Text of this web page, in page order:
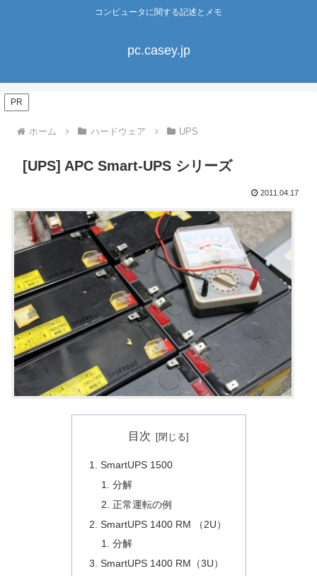
コンピュータに関する記述とメモ
pc.casey.jp
PR
ホーム ハードウェア UPS
[UPS] APC Smart-UPS シリーズ
2011.04.17
目次
SmartUPS 1500
分解
正常運転の例
SmartUPS 1400 RM （2U）
分解
SmartUPS 1400 RM（3U）